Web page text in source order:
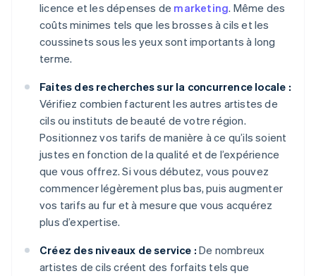
licence et les dépenses de marketing. Même des
coûts minimes tels que les brosses à cils et les
coussinets sous les yeux sont importants à long
terme.
Faites des recherches sur la concurrence locale :
Vérifiez combien facturent les autres artistes de
cils ou instituts de beauté de votre région.
Positionnez vos tarifs de manière à ce qu’ils soient
justes en fonction de la qualité et de l’expérience
que vous offrez. Si vous débutez, vous pouvez
commencer légèrement plus bas, puis augmenter
vos tarifs au fur et à mesure que vous acquérez
plus d’expertise.
Créez des niveaux de service : De nombreux
artistes de cils créent des forfaits tels que